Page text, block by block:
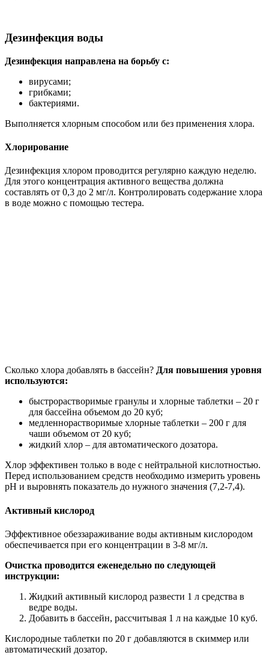
Дезинфекция воды
Дезинфекция направлена на борьбу с:
вирусами;
грибками;
бактериями.
Выполняется хлорным способом или без применения хлора.
Хлорирование
Дезинфекция хлором проводится регулярно каждую неделю.
Для этого концентрация активного вещества должна
составлять от 0,3 до 2 мг/л. Контролировать содержание хлора
в воде можно с помощью тестера.
Сколько хлора добавлять в бассейн? Для повышения уровня
используются:
быстрорастворимые гранулы и хлорные таблетки – 20 г
для бассейна объемом до 20 куб;
медленнорастворимые хлорные таблетки – 200 г для
чаши объемом от 20 куб;
жидкий хлор – для автоматического дозатора.
Хлор эффективен только в воде с нейтральной кислотностью.
Перед использованием средств необходимо измерить уровень
рН и выровнять показатель до нужного значения (7,2-7,4).
Активный кислород
Эффективное обеззараживание воды активным кислородом
обеспечивается при его концентрации в 3-8 мг/л.
Очистка проводится еженедельно по следующей
инструкции:
Жидкий активный кислород развести 1 л средства в
ведре воды.
Добавить в бассейн, рассчитывая 1 л на каждые 10 куб.
Кислородные таблетки по 20 г добавляются в скиммер или
автоматический дозатор.